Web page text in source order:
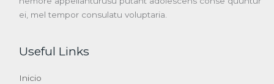
ei, mel tempor consulatu voluptaria.
Useful Links
Inicio